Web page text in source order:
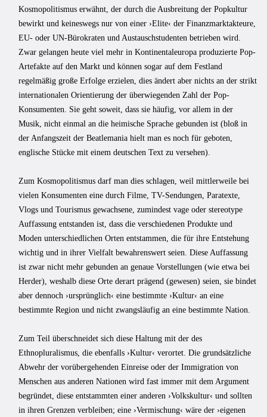
Kosmopolitismus erwähnt, der durch die Ausbreitung der Popkultur
bewirkt und keineswegs nur von einer ›Elite‹ der Finanzmarktakteure,
EU- oder UN-Bürokraten und Austauschstudenten betrieben wird.
Zwar gelangen heute viel mehr in Kontinentaleuropa produzierte Pop-
Artefakte auf den Markt und können sogar auf dem Festland
regelmäßig große Erfolge erzielen, dies ändert aber nichts an der strikt
internationalen Orientierung der überwiegenden Zahl der Pop-
Konsumenten. Sie geht soweit, dass sie häufig, vor allem in der
Musik, nicht einmal an die heimische Sprache gebunden ist (bloß in
der Anfangszeit der Beatlemania hielt man es noch für geboten,
englische Stücke mit einem deutschen Text zu versehen).
Zum Kosmopolitismus darf man dies schlagen, weil mittlerweile bei
vielen Konsumenten eine durch Filme, TV-Sendungen, Paratexte,
Vlogs und Tourismus gewachsene, zumindest vage oder stereotype
Auffassung entstanden ist, dass die verschiedenen Produkte und
Moden unterschiedlichen Orten entstammen, die für ihre Entstehung
wichtig und in ihrer Vielfalt bewahrenswert seien. Diese Auffassung
ist zwar nicht mehr gebunden an genaue Vorstellungen (wie etwa bei
Herder), weshalb diese Orte derart prägend (gewesen) seien, sie bindet
aber dennoch ›ursprünglich‹ eine bestimmte ›Kultur‹ an eine
bestimmte Region und nicht zwangsläufig an eine bestimmte Nation.
Zum Teil überschneidet sich diese Haltung mit der des
Ethnopluralismus, die ebenfalls ›Kultur‹ verortet. Die grundsätzliche
Abwehr der vorübergehenden Einreise oder der Immigration von
Menschen aus anderen Nationen wird fast immer mit dem Argument
begründet, diese entstammten einer anderen ›Volkskultur‹ und sollten
in ihren Grenzen verbleiben; eine ›Vermischung‹ wäre der ›eigenen